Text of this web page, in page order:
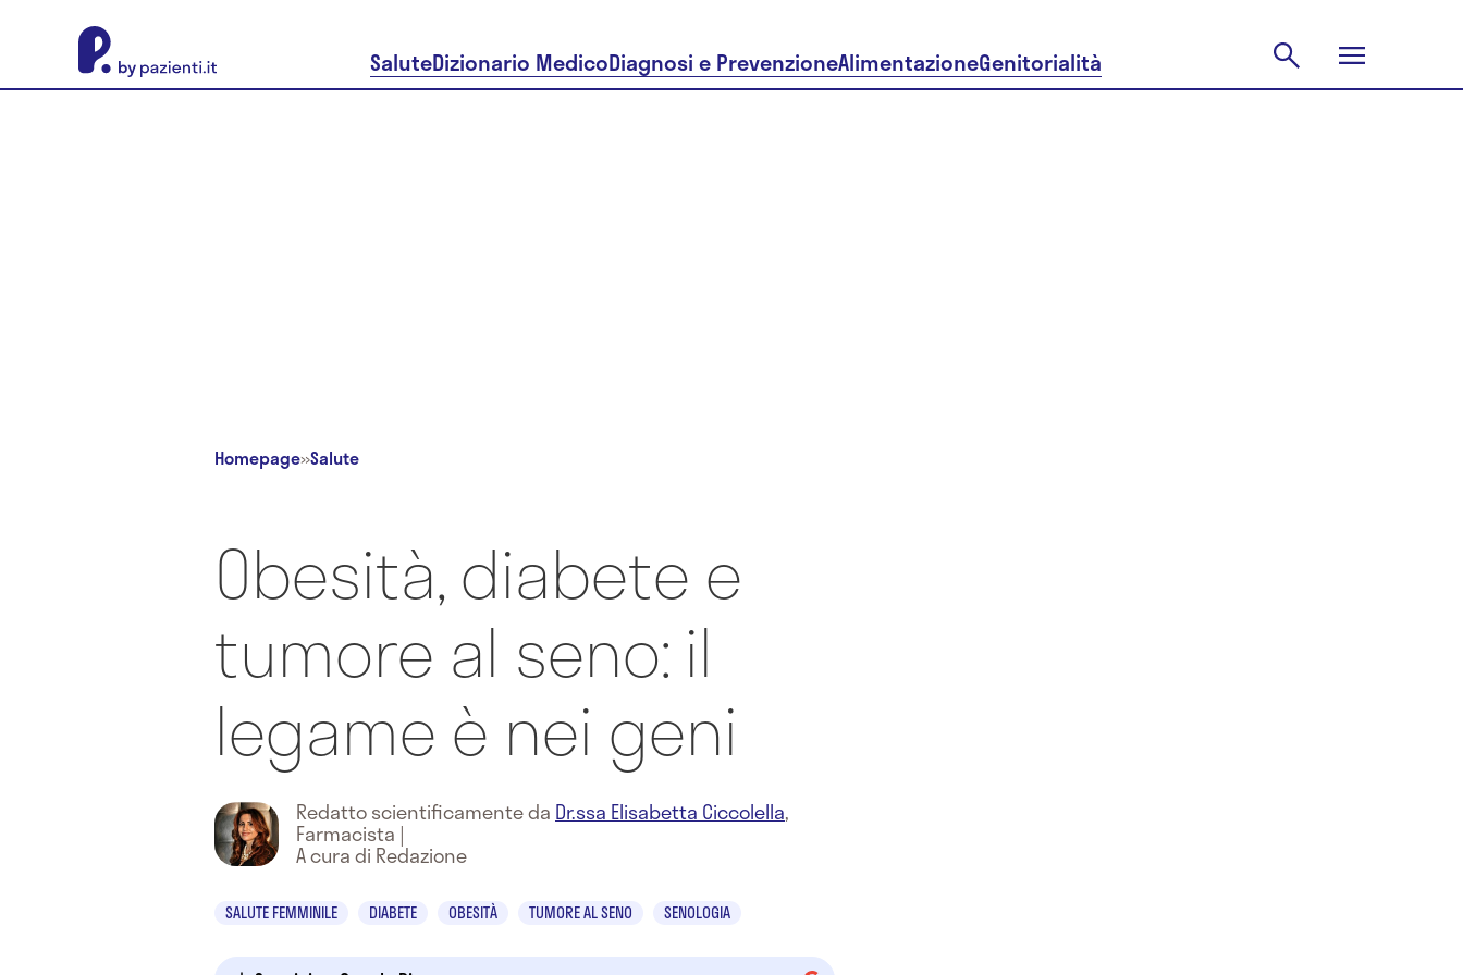
SaluteDizionario MedicoDiagnosi e PrevenzioneAlimentazioneGenitorialità
Homepage»Salute
Obesità, diabete e
tumore al seno: il
legame è nei geni
Redatto scientificamente da Dr.ssa Elisabetta Ciccolella,
Farmacista |
A cura di Redazione
SALUTE FEMMINILE DIABETE OBESITÀ TUMORE AL SENO SENOLOGIA